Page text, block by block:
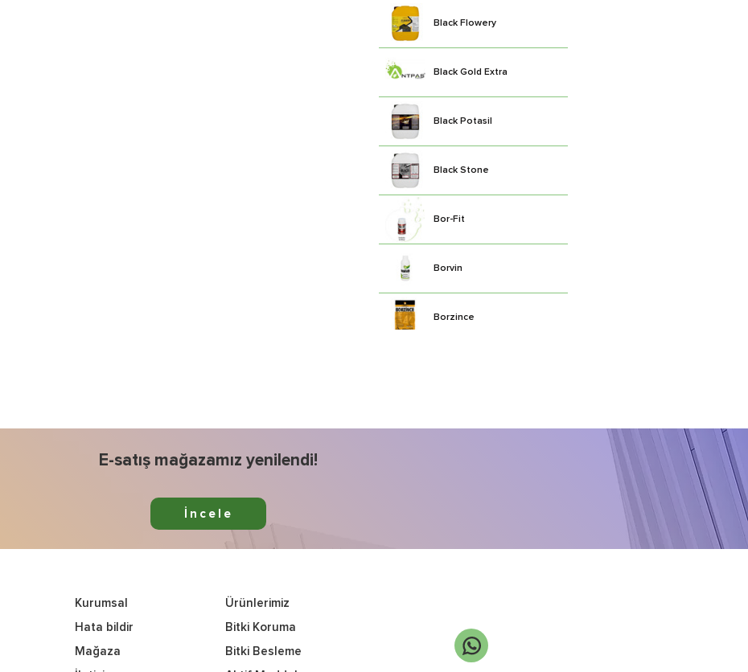
Black Flowery
Black Gold Extra
Black Potasil
Black Stone
Bor-Fit
Borvin
Borzince
Cupro
E-satış mağazamız yenilendi!
İncele
Kurumsal
Hata bildir
Mağaza
Ürünlerimiz
Bitki Koruma
Bitki Besleme